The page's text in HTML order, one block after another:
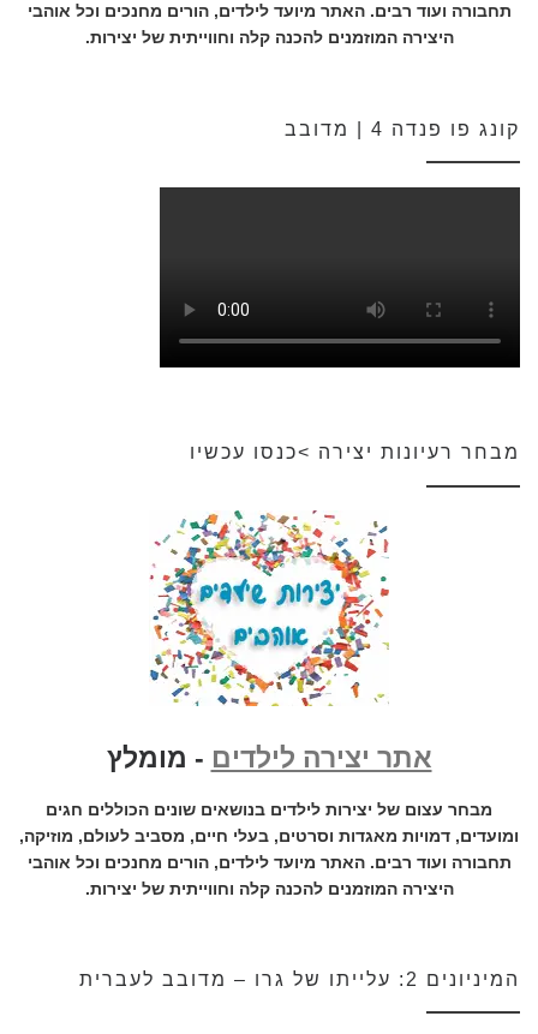
תחבורה ועוד רבים. האתר מיועד לילדים, הורים מחנכים וכל אוהבי
היצירה המוזמנים להכנה קלה וחווייתית של יצירות.
קונג פו פנדה 4 | מדובב
מבחר רעיונות יצירה >כנסו עכשיו
אתר יצירה לילדים - מומלץ
מבחר עצום של יצירות לילדים בנושאים שונים הכוללים חגים
ומועדים, דמויות מאגדות וסרטים, בעלי חיים, מסביב לעולם, מוזיקה,
תחבורה ועוד רבים. האתר מיועד לילדים, הורים מחנכים וכל אוהבי
היצירה המוזמנים להכנה קלה וחווייתית של יצירות.
המיניונים 2: עלייתו של גרו – מדובב לעברית